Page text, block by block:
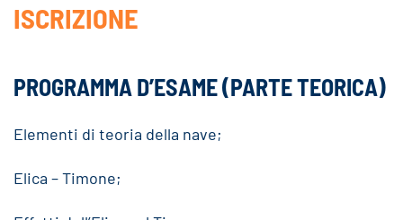
ISCRIZIONE
PROGRAMMA D’ESAME (PARTE TEORICA)
Elementi di teoria della nave;
Elica – Timone;